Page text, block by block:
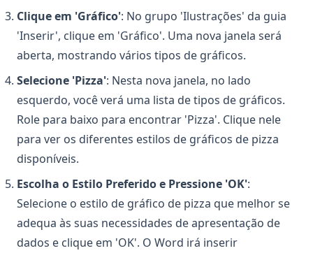
Clique em 'Gráfico': No grupo 'Ilustrações' da guia
'Inserir', clique em 'Gráfico'. Uma nova janela será
aberta, mostrando vários tipos de gráficos.
Selecione 'Pizza': Nesta nova janela, no lado
esquerdo, você verá uma lista de tipos de gráficos.
Role para baixo para encontrar 'Pizza'. Clique nele
para ver os diferentes estilos de gráficos de pizza
disponíveis.
Escolha o Estilo Preferido e Pressione 'OK':
Selecione o estilo de gráfico de pizza que melhor se
adequa às suas necessidades de apresentação de
dados e clique em 'OK'. O Word irá inserir